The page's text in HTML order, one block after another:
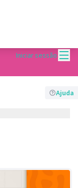
Iniciar sessão
Ajuda